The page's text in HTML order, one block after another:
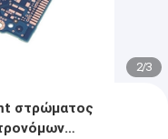
2/3
στρώματος